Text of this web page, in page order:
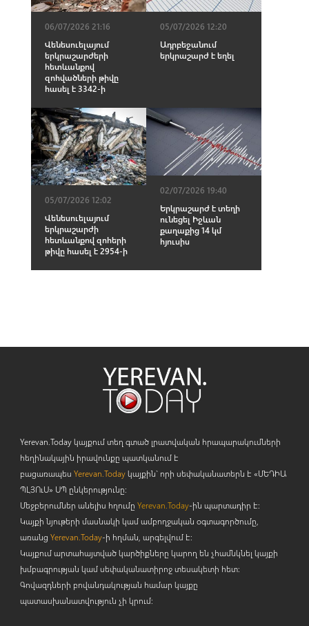
06/07/2026 21:16
Վենեսուելայում
երկրաշարժերի
հետևանքով
զոհվածների թիվը
հասել է 3342-ի
05/07/2026 12:20
Ադրբեջանում
երկրաշարժ է եղել
05/07/2026 12:02
Վենեսուելայում
երկրաշարժի
հետևանքով զnhերի
թիվը հասել է 2954-ի
02/07/2026 19:40
Երկրաշարժ է տեղի
ունեցել Իջևան
քաղաքից 14 կմ
հյուսիս
Yerevan.Today կայքում տեղ գտած լրատվական հրապարակումների
հեղինակային իրավունքը պատկանում է
բացառապես Yerevan.Todayկայքին` որի սեփականատերն է «ՄԵԴԻԱ
ՊԼՅՈւՍ» ՍՊ ընկերությունը։
Մեջբերումներ անելիս հղումը Yerevan.Today-ին պարտադիր է:
Կայքի նյութերի մասնակի կամ ամբողջական օգտագործումը,
առանց Yerevan.Today-ի հղման, արգելվում է:
Կայքում արտահայտված կարծիքները կարող են չհամնկնել կայքի
խմբագրության կամ սեփականատիրոջ տեսակետի հետ:
Գովազդների բովանդակության համար կայքը
պատասխանատվություն չի կրում: